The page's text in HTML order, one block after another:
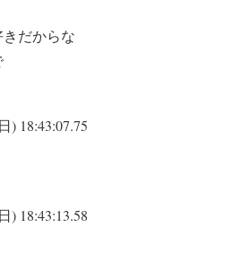
だからな
) 18:43:07.75
) 18:43:13.58